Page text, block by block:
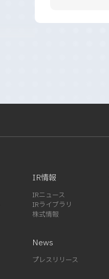
IR情報
IRニュース
IRライブラリ
株式情報
News
プレスリリース